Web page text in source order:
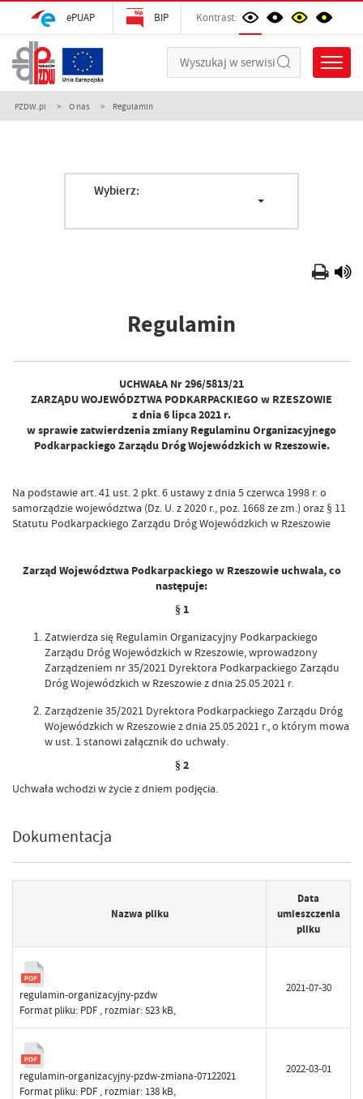
ePUAP BIP Kontrast:
PZDW.pl O nas Regulamin
Wybierz:
Regulamin
UCHWAŁA Nr 296/5813/21
ZARZĄDU WOJEWÓDZTWA PODKARPACKIEGO w RZESZOWIE
z dnia 6 lipca 2021 r.
w sprawie zatwierdzenia zmiany Regulaminu Organizacyjnego
Podkarpackiego Zarządu Dróg Wojewódzkich w Rzeszowie.
Na podstawie art. 41 ust. 2 pkt. 6 ustawy z dnia 5 czerwca 1998 r. o
samorządzie województwa (Dz. U. z 2020 r., poz. 1668 ze zm.) oraz § 11
Statutu Podkarpackiego Zarządu Dróg Wojewódzkich w Rzeszowie
Zarząd Województwa Podkarpackiego w Rzeszowie uchwala, co
następuje:
§ 1
Zatwierdza się Regulamin Organizacyjny Podkarpackiego
Zarządu Dróg Wojewódzkich w Rzeszowie, wprowadzony
Zarządzeniem nr 35/2021 Dyrektora Podkarpackiego Zarządu
Dróg Wojewódzkich w Rzeszowie z dnia 25.05.2021 r.
Zarządzenie 35/2021 Dyrektora Podkarpackiego Zarządu Dróg
Wojewódzkich w Rzeszowie z dnia 25.05.2021 r., o którym mowa
w ust. 1 stanowi załącznik do uchwały.
§ 2
Uchwała wchodzi w życie z dniem podjęcia.
Dokumentacja
Nazwa pliku
Data
umieszczenia
pliku
regulamin-organizacyjny-pzdw
Format pliku: PDF , rozmiar: 523 kB,
2021-07-30
regulamin-organizacyjny-pzdw-zmiana-07122021
Format pliku: PDF , rozmiar: 138 kB,
2022-03-01